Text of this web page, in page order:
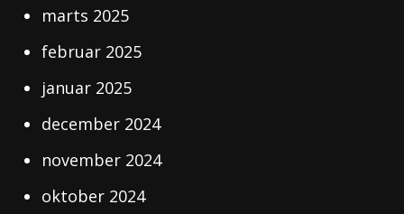
marts 2025
februar 2025
januar 2025
december 2024
november 2024
oktober 2024